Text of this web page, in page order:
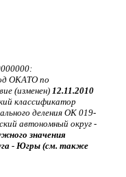
ОКАТО по
(изменен) 12.11.2010
классификатор
деления ОК 019-
автономный округ -
значения
- Югры (см. также